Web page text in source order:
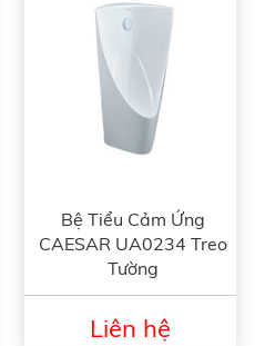
Bệ Tiểu Cảm Ứng
CAESAR UA0234 Treo
Tường
Liên hệ